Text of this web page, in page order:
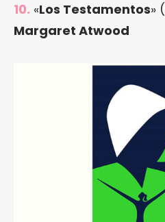
10. «Los Testamentos» (
Margaret Atwood